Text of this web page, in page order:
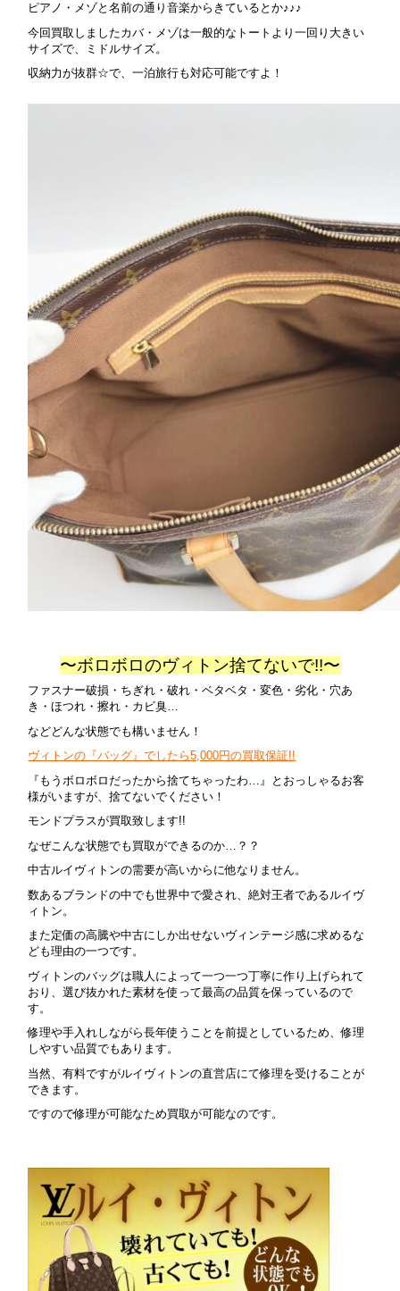
ピアノ・メゾと名前の通り音楽からきているとか♪♪♪
今回買取しましたカバ・メゾは一般的なトートより一回り大きい
サイズで、ミドルサイズ。
収納力が抜群☆で、一泊旅行も対応可能ですよ！
〜ボロボロのヴィトン捨てないで!!〜
ファスナー破損・ちぎれ・破れ・ベタベタ・変色・劣化・穴あ
き・ほつれ・擦れ・カビ臭…
などどんな状態でも構いません！
ヴィトンの『バッグ』でしたら5,000円の買取保証!!
『もうボロボロだったから捨てちゃったわ…』とおっしゃるお客
様がいますが、捨てないでください！
モンドプラスが買取致します!!
なぜこんな状態でも買取ができるのか…？？
中古ルイヴィトンの需要が高いからに他なりません。
数あるブランドの中でも世界中で愛され、絶対王者であるルイヴ
ィトン。
また定価の高騰や中古にしか出せないヴィンテージ感に求めるな
ども理由の一つです。
ヴィトンのバッグは職人によって一つ一つ丁寧に作り上げられて
おり、選び抜かれた素材を使って最高の品質を保っているので
す。
修理や手入れしながら長年使うことを前提としているため、修理
しやすい品質でもあります。
当然、有料ですがルイヴィトンの直営店にて修理を受けることが
できます。
ですので修理が可能なため買取が可能なのです。